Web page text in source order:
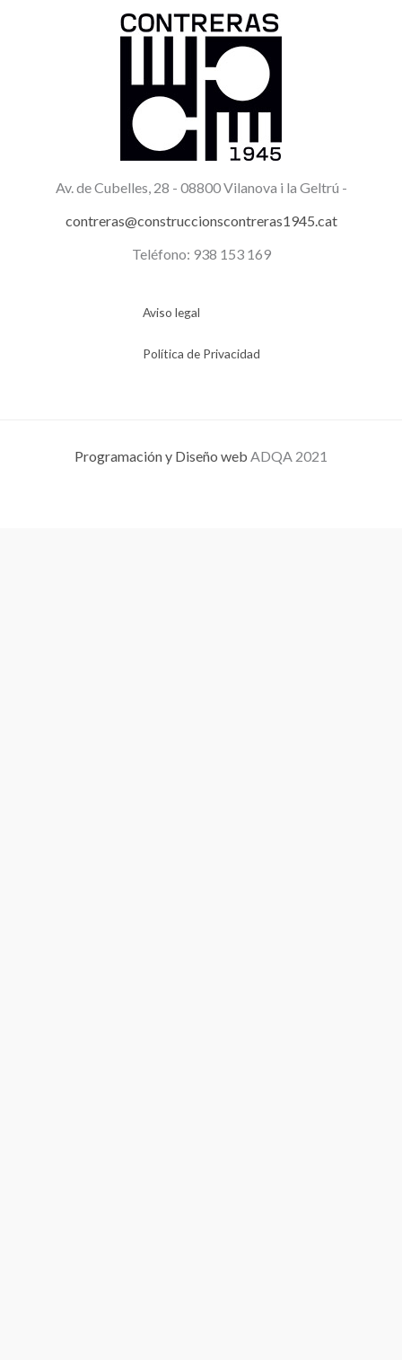
Av. de Cubelles, 28 - 08800 Vilanova i la Geltrú -
contreras@construccionscontreras1945.cat
Teléfono: 938 153 169
Aviso legal
Política de Privacidad
Programación y Diseño web ADQA 2021